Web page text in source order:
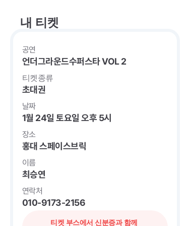
내 티켓
공연
언더그라운드수퍼스타 VOL 2
티켓종류
초대권
날짜
1월 24일 토요일 오후 5시
장소
홍대 스페이스브릭
이름
최승연
연락처
010-9173-2156
티켓 부스에서 신분증과 함께